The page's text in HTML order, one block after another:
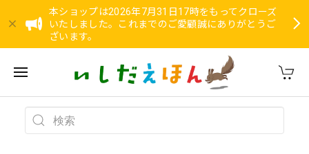
本ショップは2026年7月31日17時をもってクローズ
いたしました。これまでのご愛顧誠にありがとうご
ざいます。